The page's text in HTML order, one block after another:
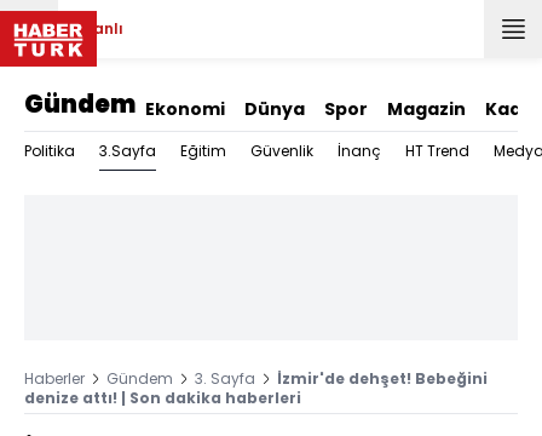
Canlı
Gündem Ekonomi Dünya Spor Magazin Kadın
Politika 3.Sayfa Eğitim Güvenlik İnanç HT Trend
Haberler Gündem 3. Sayfa
İzmir'de dehşet! Bebeğini
denize attı! | Son dakika haberleri